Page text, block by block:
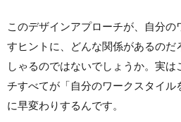
このデザインアプローチが、自分
すヒントに、どんな関係があるのだ
しゃるのではないでしょうか。 実は
チすべてが「自分のワークスタイル
に早変わりするんです。